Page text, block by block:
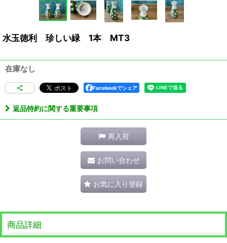
水玉徳利 珍しい緑 1本 MT3
在庫なし
Facebookでシェア
返品特約に関する重要事項
再入荷
お問い合わせ
お気に入り登録
商品詳細